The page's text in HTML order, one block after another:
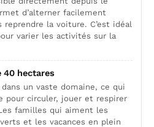
d’alterner facilement
la voiture. C’est idéal
varier les activités sur la
40 hectares
un vaste domaine, ce qui
pour circuler, jouer et respirer
familles qui aiment les
et les vacances en plein